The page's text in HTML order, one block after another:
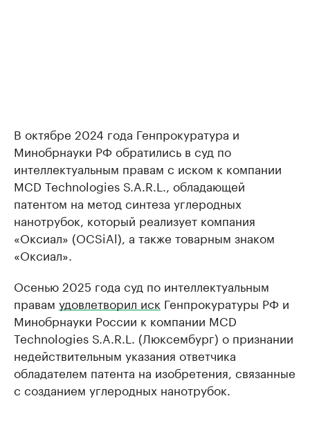
В октябре 2024 года Генпрокуратура и
Минобрнауки РФ обратились в суд по
интеллектуальным правам с иском к компании
MCD Technologies S.A.R.L., обладающей
патентом на метод синтеза углеродных
нанотрубок, который реализует компания
«Оксиал» (OCSiAl), а также товарным знаком
«Оксиал».
Осенью 2025 года суд по интеллектуальным
правам удовлетворил иск Генпрокуратуры РФ и
Минобрнауки России к компании MCD
Technologies S.A.R.L. (Люксембург) о признании
недействительным указания ответчика
обладателем патента на изобретения, связанные
с созданием углеродных нанотрубок.